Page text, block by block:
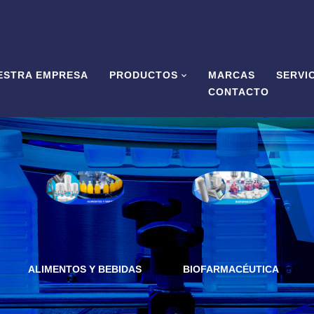
EMPRESA PRODUCTOS MARCAS
CONTACTO
ALIMENTOS Y BEBIDAS BIOFARMACÉUTICA